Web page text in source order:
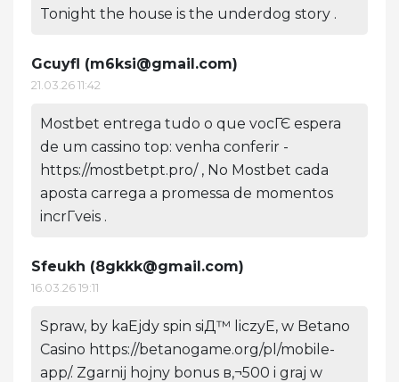
Tonight the house is the underdog story .
Gcuyfl (m6ksi@gmail.com)
21.03.26 11:42
Mostbet entrega tudo o que vocГЄ espera
de um cassino top: venha conferir -
https://mostbetpt.pro/ , No Mostbet cada
aposta carrega a promessa de momentos
incrГ­veis .
Sfeukh (8gkkk@gmail.com)
16.03.26 19:11
Spraw, by kaЕјdy spin siД™ liczyЕ‚ w Betano
Casino https://betanogame.org/pl/mobile-
app/. Zgarnij hojny bonus в‚¬500 i graj w